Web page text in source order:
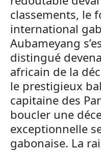
classements, le
international
Aubameyang
distingué
africain de la
le prestigieux
capitaine des
boucler une
exceptionnelle
gabonaise. La